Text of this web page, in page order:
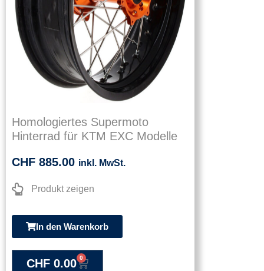
Homologiertes Supermoto
Hinterrad für KTM EXC Modelle
CHF 885.00 inkl. MwSt.
Produkt zeigen
In den Warenkorb
CHF 0.00 0